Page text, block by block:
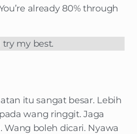
already 80% through
try my best.
itu sangat besar. Lebih
wang ringgit. Jaga
Wang boleh dicari. Nyawa